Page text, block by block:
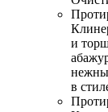
и
в